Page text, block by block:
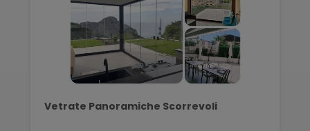
Vetrate Panoramiche Scorrevoli